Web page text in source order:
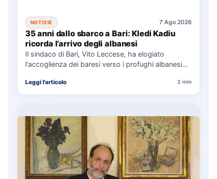
NOTIZIE 7 Ago 2026
35 anni dallo sbarco a Bari: Kledi Kadiu
ricorda l’arrivo degli albanesi
Il sindaco di Bari, Vito Leccese, ha elogiato
l'accoglienza dei baresi verso i profughi albanesi
Leggi l'articolo 2 min